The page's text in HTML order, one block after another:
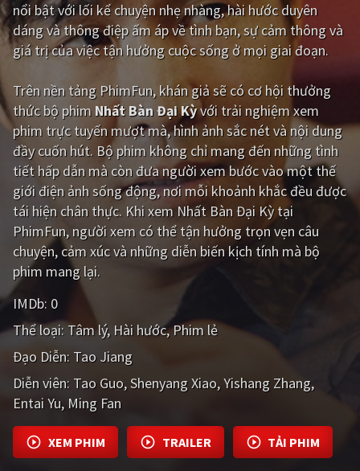
Tình cảm - Lãng mạn Kỳ ảo
Giật gân Gia đình
Bí ẩn Lịch sử
Viễn Tây Tiểu sử
GameShow DramaTV
QUỐC GIA
Âu - Mỹ Trung Quốc - Hồng Kông
Hàn Quốc Nhật Bản
Tổng hợp
CẬP NHẬT
PHIM MỚI
PHIM BỘ
PHIM LẺ
nổi bật với lối kể chuyện nhẹ nhàng, hài hước duyên
dáng và thông điệp ấm áp về tình bạn, sự cảm thông và
giá trị của việc tận hưởng cuộc sống ở mọi giai đoạn.
Trên nền tảng PhimFun, khán giả sẽ có cơ hội thưởng
thức bộ phim Nhất Bàn Đại Kỳvới trải nghiệm xem
phim trực tuyến mượt mà, hình ảnh sắc nét và nội dung
đầy cuốn hút. Bộ phim không chỉ mang đến những tình
tiết hấp dẫn mà còn đưa người xem bước vào một thế
giới điện ảnh sống động, nơi mỗi khoảnh khắc đều được
tái hiện chân thực. Khi xem Nhất Bàn Đại Kỳ tại
PhimFun, người xem có thể tận hưởng trọn vẹn câu
chuyện, cảm xúc và những diễn biến kịch tính mà bộ
phim mang lại.
IMDb: 0
Thể loại: Tâm lý Hài hước Phim lẻ
Đạo Diễn: Tao Jiang
Diễn viên: Tao Guo Shenyang Xiao Yishang Zhang
Entai Yu Ming Fan
XEM PHIM TRAILER TẢI PHIM